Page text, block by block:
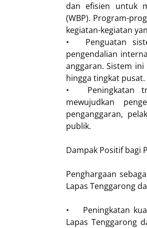
dan efisien untuk
(WBP). Program-
kegiatan-kegiatan
•
Penguatan
pengendalian
anggaran. Sistem
hingga tingkat pusat.
•
Peningkatan
mewujudkan
penganggaran,
publik.
Dampak Positif bagi
Penghargaan
Lapas Tenggarong
•
Peningkatan
Lapas Tenggarong